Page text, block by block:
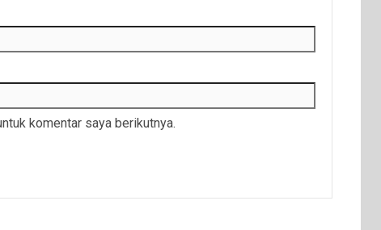
komentar saya berikutnya.